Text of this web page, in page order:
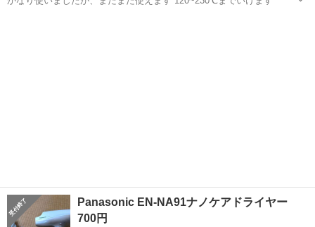
Panasonic EN-NA91ナノケアドライヤー
700円